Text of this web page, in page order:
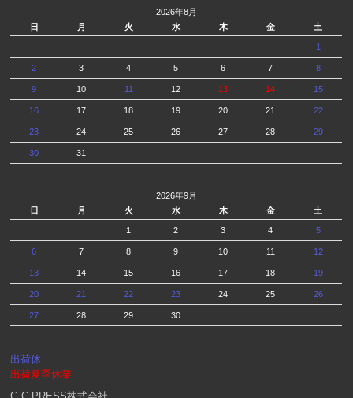
2026年8月
日
月 火 水 木 金 土
1
2 3 4 5 6 7 8
9 10 11 12 13 14 15
16 17 18 19 20 21 22
23 24 25 26 27 28 29
30 31
2026年9月
日
月 火 水 木 金 土
1 2 3 4 5
6 7 8 9 10 11 12
13 14 15 16 17 18 19
20 21 22 23 24 25 26
27 28 29 30
出荷休
出荷夏季休業